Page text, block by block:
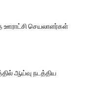
செயலாளர்கள்
ஆய்வு நடத்திய